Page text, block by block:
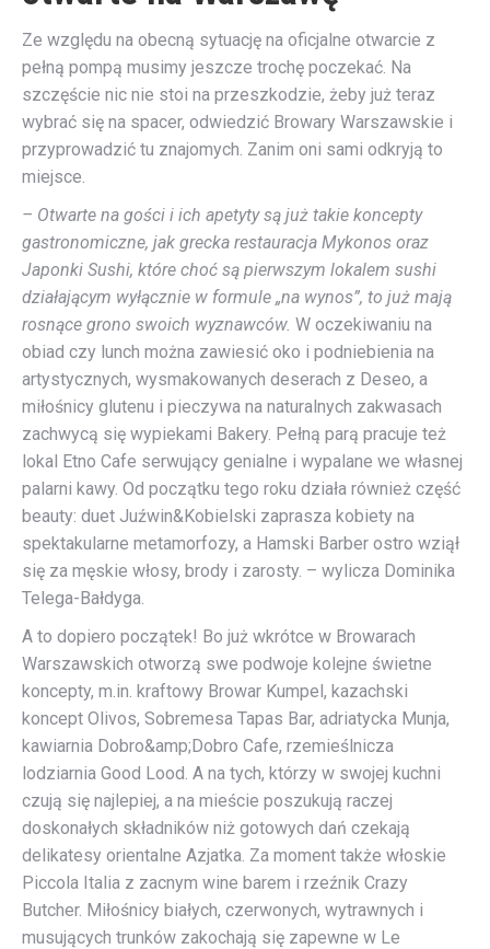
Ze względu na obecną sytuację na oficjalne otwarcie z
pełną pompą musimy jeszcze trochę poczekać. Na
szczęście nic nie stoi na przeszkodzie, żeby już teraz
wybrać się na spacer, odwiedzić Browary Warszawskie i
przyprowadzić tu znajomych. Zanim oni sami odkryją to
miejsce.
– Otwarte na gości i ich apetyty są już takie koncepty
gastronomiczne, jak grecka restauracja Mykonos oraz
Japonki Sushi, które choć są pierwszym lokalem sushi
działającym wyłącznie w formule „na wynos”, to już mają
rosnące grono swoich wyznawców. W oczekiwaniu na
obiad czy lunch można zawiesić oko i podniebienia na
artystycznych, wysmakowanych deserach z Deseo, a
miłośnicy glutenu i pieczywa na naturalnych zakwasach
zachwycą się wypiekami Bakery. Pełną parą pracuje też
lokal Etno Cafe serwujący genialne i wypalane we własnej
palarni kawy. Od początku tego roku działa również część
beauty: duet Juźwin&Kobielski zaprasza kobiety na
spektakularne metamorfozy, a Hamski Barber ostro wziął
się za męskie włosy, brody i zarosty. – wylicza Dominika
Telega-Bałdyga.
A to dopiero początek! Bo już wkrótce w Browarach
Warszawskich otworzą swe podwoje kolejne świetne
koncepty, m.in. kraftowy Browar Kumpel, kazachski
koncept Olivos, Sobremesa Tapas Bar, adriatycka Munja,
kawiarnia Dobro&amp;Dobro Cafe, rzemieślnicza
lodziarnia Good Lood. A na tych, którzy w swojej kuchni
czują się najlepiej, a na mieście poszukują raczej
doskonałych składników niż gotowych dań czekają
delikatesy orientalne Azjatka. Za moment także włoskie
Piccola Italia z zacnym wine barem i rzeźnik Crazy
Butcher. Miłośnicy białych, czerwonych, wytrawnych i
musujących trunków zakochają się zapewne w Le